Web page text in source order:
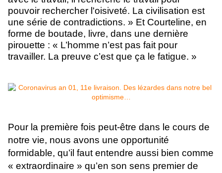
pouvoir rechercher l'oisiveté. La civilisation est
une série de contradictions. » Et Courteline, en
forme de boutade, livre, dans une dernière
pirouette : « L’homme n’est pas fait pour
travailler. La preuve c’est que ça le fatigue. »
Pour la première fois peut-être dans le cours de
notre vie, nous avons une opportunité
formidable, qu’il faut entendre aussi bien comme
« extraordinaire » qu’en son sens premier de